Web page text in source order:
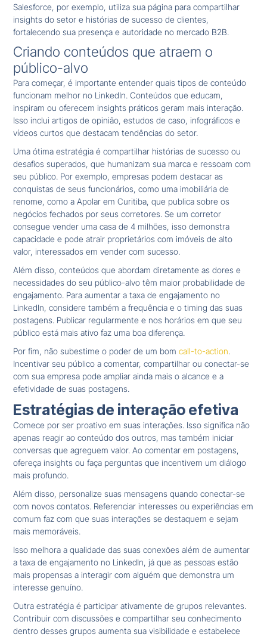
Salesforce, por exemplo, utiliza sua página para compartilhar
insights do setor e histórias de sucesso de clientes,
fortalecendo sua presença e autoridade no mercado B2B.
Criando conteúdos que atraem o
público-alvo
Para começar, é importante entender quais tipos de conteúdo
funcionam melhor no LinkedIn. Conteúdos que educam,
inspiram ou oferecem insights práticos geram mais interação.
Isso inclui artigos de opinião, estudos de caso, infográficos e
vídeos curtos que destacam tendências do setor.
Uma ótima estratégia é compartilhar histórias de sucesso ou
desafios superados, que humanizam sua marca e ressoam com
seu público. Por exemplo, empresas podem destacar as
conquistas de seus funcionários, como uma imobiliária de
renome, como a Apolar em Curitiba, que publica sobre os
negócios fechados por seus corretores. Se um corretor
consegue vender uma casa de 4 milhões, isso demonstra
capacidade e pode atrair proprietários com imóveis de alto
valor, interessados em vender com sucesso.
Além disso, conteúdos que abordam diretamente as dores e
necessidades do seu público-alvo têm maior probabilidade de
engajamento. Para aumentar a taxa de engajamento no
LinkedIn, considere também a frequência e o timing das suas
postagens. Publicar regularmente e nos horários em que seu
público está mais ativo faz uma boa diferença.
Por fim, não subestime o poder de um bomcall-to-action.
Incentivar seu público a comentar, compartilhar ou conectar-se
com sua empresa pode ampliar ainda mais o alcance e a
efetividade de suas postagens.
Estratégias de interação efetiva
Comece por ser proativo em suas interações. Isso significa não
apenas reagir ao conteúdo dos outros, mas também iniciar
conversas que agreguem valor. Ao comentar em postagens,
ofereça insights ou faça perguntas que incentivem um diálogo
mais profundo.
Além disso, personalize suas mensagens quando conectar-se
com novos contatos. Referenciar interesses ou experiências em
comum faz com que suas interações se destaquem e sejam
mais memoráveis.
Isso melhora a qualidade das suas conexões além de aumentar
a taxa de engajamento no LinkedIn, já que as pessoas estão
mais propensas a interagir com alguém que demonstra um
interesse genuíno.
Outra estratégia é participar ativamente de grupos relevantes.
Contribuir com discussões e compartilhar seu conhecimento
dentro desses grupos aumenta sua visibilidade e estabelece